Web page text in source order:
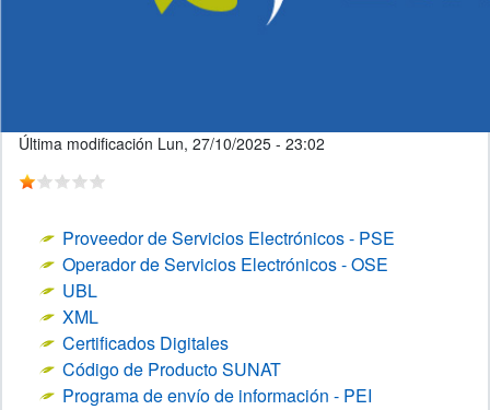
Última modificación Lun, 27/10/2025 - 23:02
Proveedor de Servicios Electrónicos - PSE
Operador de Servicios Electrónicos - OSE
UBL
XML
Certificados Digitales
Código de Producto SUNAT
Programa de envío de información - PEI